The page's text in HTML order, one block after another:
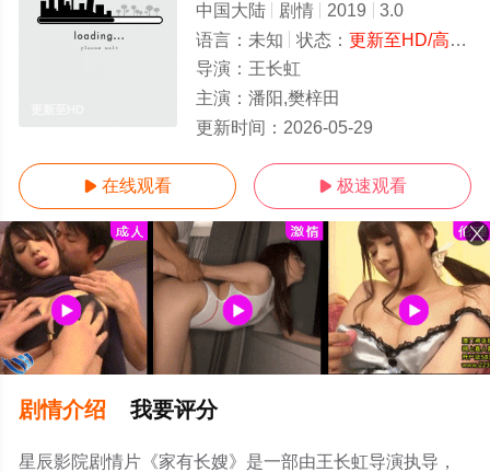
中国大陆 剧情 2019
3.0
语言： 未知 状态： 更新至HD/高清
导演： 王长虹
主演： 潘阳,樊梓田
更新时间： 2026-05-29
 在线观看  极速观看
剧情介绍 我要评分
星辰影院剧情片《家有长嫂》是一部由王长虹导演执导，